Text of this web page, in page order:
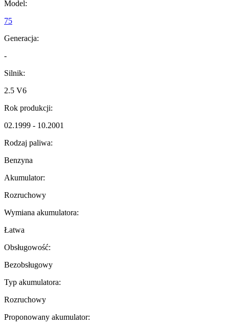
Model:
75
Generacja:
-
Silnik:
2.5 V6
Rok produkcji:
02.1999 - 10.2001
Rodzaj paliwa:
Benzyna
Akumulator:
Rozruchowy
Wymiana akumulatora:
Łatwa
Obsługowość:
Bezobsługowy
Typ akumulatora:
Rozruchowy
Proponowany akumulator: